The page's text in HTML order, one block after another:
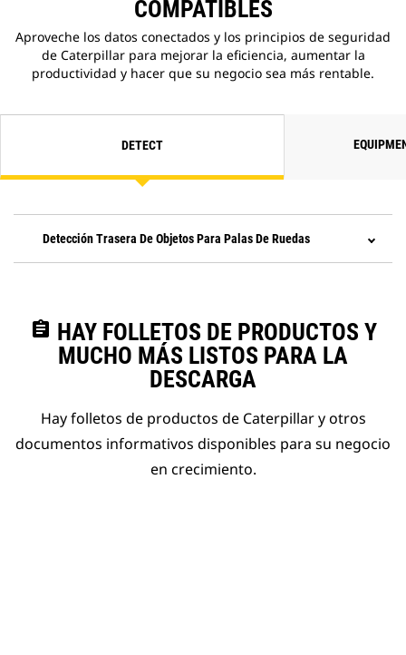
COMPATIBLES
Aproveche los datos conectados y los principios de seguridad
de Caterpillar para mejorar la eficiencia, aumentar la
productividad y hacer que su negocio sea más rentable.
DETECT
Detección Trasera De Objetos Para Palas De Ruedas
assignment HAY FOLLETOS DE PRODUCTOS Y
MUCHO MÁS LISTOS PARA LA
DESCARGA
Hay folletos de productos de Caterpillar y otros
documentos informativos disponibles para su negocio
en crecimiento.